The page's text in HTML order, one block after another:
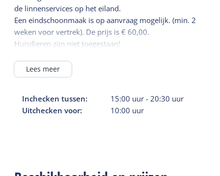
de linnenservices op het eiland.
Een eindschoonmaak is op aanvraag mogelijk. (min. 2
weken voor vertrek). De prijs is € 60,00.
Huisdieren zijn niet toegestaan!
Lees meer
Inchecken tussen: 15:00 uur - 20:30 uur
Uitchecken voor:
10:00 uur